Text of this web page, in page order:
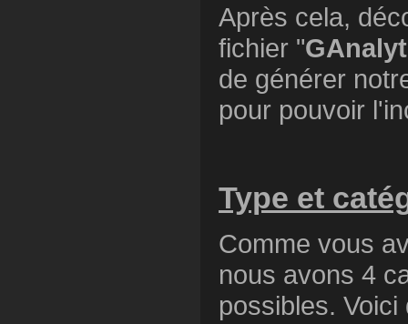
Après cela,
fichier "
de générer
pour pouvoir
Type et
Comme vous
nous avons 4
possibles.